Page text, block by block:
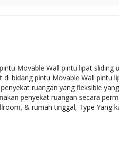
Movable Wall pintu lipat sliding
bidang pintu Movable Wall pintu
ruangan yang fleksible
penyekat ruangan secara
& rumah tinggal, Type Yang